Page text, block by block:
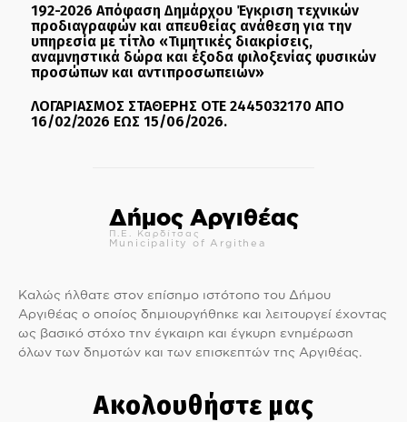
192-2026 Απόφαση Δημάρχου Έγκριση τεχνικών
προδιαγραφών και απευθείας ανάθεση για την
υπηρεσία με τίτλο «Τιμητικές διακρίσεις,
αναμνηστικά δώρα και έξοδα φιλοξενίας φυσικών
προσώπων και αντιπροσωπειών»
ΛΟΓΑΡΙΑΣΜΟΣ ΣΤΑΘΕΡΗΣ ΟΤΕ 2445032170 ΑΠΟ
16/02/2026 ΕΩΣ 15/06/2026.
Δήμος Αργιθέας
Π.Ε. Καρδίτσας
Municipality of Argithea
Καλώς ήλθατε στον επίσημο ιστότοπο του Δήμου
Αργιθέας ο οποίος δημιουργήθηκε και λειτουργεί έχοντας
ως βασικό στόχο την έγκαιρη και έγκυρη ενημέρωση
όλων των δημοτών και των επισκεπτών της Αργιθέας.
Ακολουθήστε μας